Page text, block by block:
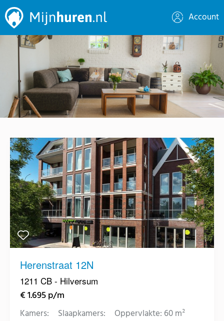
Account
Herenstraat 12N
1211 CB - Hilversum
€ 1.695 p/m
Kamers: Slaapkamers:
Oppervlakte: 60 m²